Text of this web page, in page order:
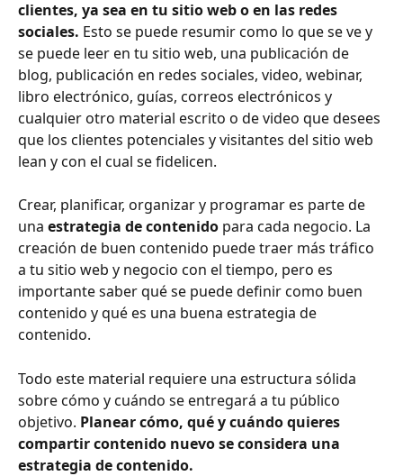
clientes, ya sea en tu sitio web o en las redes
sociales. Esto se puede resumir como lo que se ve y
se puede leer en tu sitio web, una publicación de
blog, publicación en redes sociales, video, webinar,
libro electrónico, guías, correos electrónicos y
cualquier otro material escrito o de video que desees
que los clientes potenciales y visitantes del sitio web
lean y con el cual se fidelicen.
Crear, planificar, organizar y programar es parte de
una estrategia de contenido para cada negocio. La
creación de buen contenido puede traer más tráfico
a tu sitio web y negocio con el tiempo, pero es
importante saber qué se puede definir como buen
contenido y qué es una buena estrategia de
contenido.
Todo este material requiere una estructura sólida
sobre cómo y cuándo se entregará a tu público
objetivo. Planear cómo, qué y cuándo quieres
compartir contenido nuevo se considera una
estrategia de contenido.